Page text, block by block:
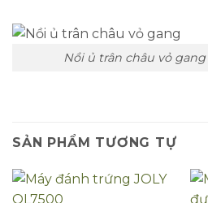
Nồi ủ trân châu vỏ gang
SẢN PHẨM TƯƠNG TỰ